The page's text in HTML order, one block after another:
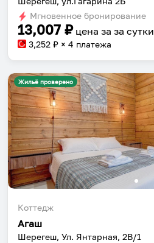
Мгновенное бронирование
13,007 ₽ цена за за сутки
3,252 ₽ × 4 платежа
Жильё проверено
Коттедж
Агаш
Шерегеш, Ул. Янтарная, 2В/1